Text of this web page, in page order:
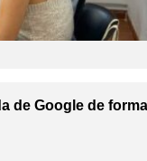
de Google de